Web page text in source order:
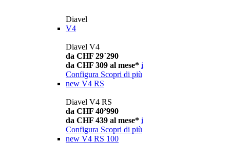
Diavel
V4
Diavel V4
da CHF 29´290
da CHF 309 al mese* i
Configura Scopri di più
new V4 RS
Diavel V4 RS
da CHF 40’990
da CHF 439 al mese* i
Configura Scopri di più
new V4 RS 100